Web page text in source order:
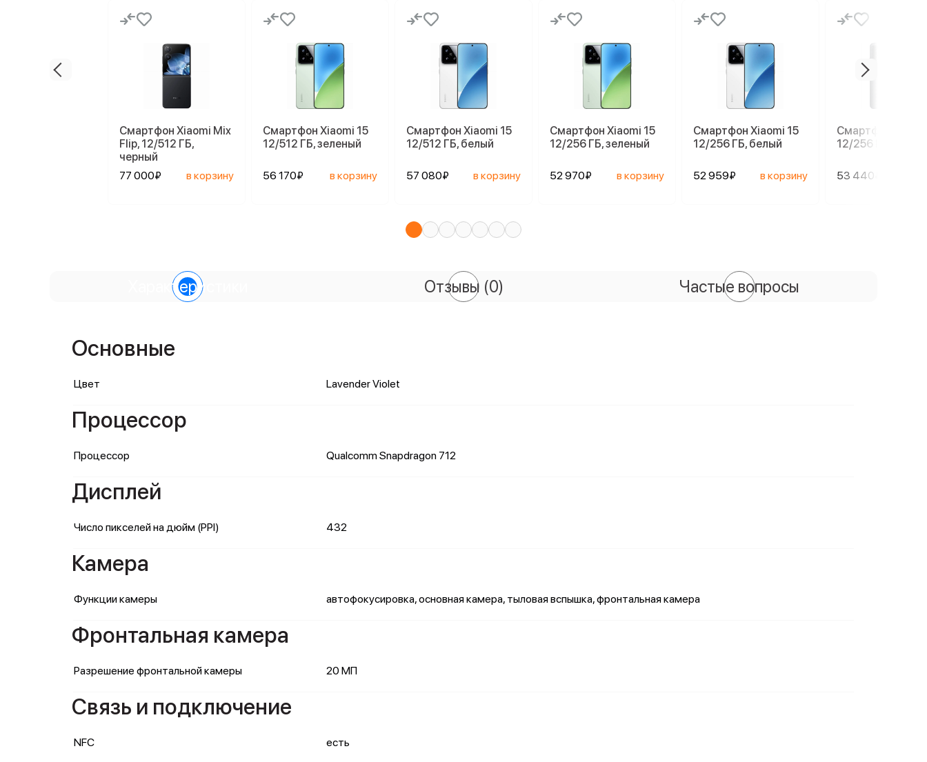
Смартфон Xiaomi Mix
Flip, 12/512 ГБ,
черный
77 000₽
в корзину
Смартфон Xiaomi 15
12/512 ГБ, зеленый
56 170₽ в корзину
Смартфон Xiaomi 15
12/512 ГБ, белый
57 080₽ в корзину
Смартфон Xiaomi 15
12/256 ГБ, зеленый
52 970₽ в корзину
Смартфон Xiaomi 15
12/256 ГБ, белый
52 959₽ в корзину
Смартфон
12/256 ГБ,
53 440₽
Характеристики Отзывы (0) Частые вопросы
Основные
Цвет Lavender Violet
Процессор
Процессор Qualcomm Snapdragon 712
Дисплей
Число пикселей на дюйм (PPI) 432
Камера
Функции камеры автофокусировка, основная камера, тыловая вспышка, фронтальная камера
Фронтальная камера
Разрешение фронтальной камеры 20 МП
Связь и подключение
NFC есть